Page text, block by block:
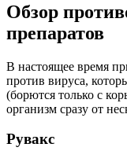
Обзор
препаратов
В настоящее время
против вируса,
(борются только с
организм сразу от
Рувакс